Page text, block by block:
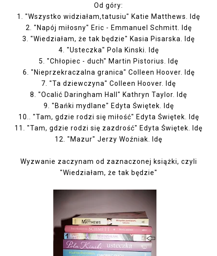
Od góry:
1. "Wszystko widziałam,tatusiu" Katie Matthews.
Idę
2. "Napój miłosny" Eric - Emmanuel Schmitt.
Idę
3. "Wiedziałam, że tak będzie" Kasia Pisarska.
Idę
4. "Usteczka" Pola Kinski.
Idę
5. "Chłopiec - duch" Martin Pistorius.
Idę
6. "Nieprzekraczalna granica" Colleen Hoover.
Idę
7. "Ta dziewczyna" Colleen Hoover.
Idę
8. "Ocalić Daringham Hall" Kathryn Taylor.
Idę
9. "Bańki mydlane" Edyta Świętek.
Idę
10.. "Tam, gdzie rodzi się miłość" Edyta Świętek.
Idę
11. "Tam, gdzie rodzi się zazdrość" Edyta Świętek.
Idę
12. "Mazur" Jerzy Woźniak.
Idę
Wyzwanie zaczynam od zaznaczonej książki, czyli
"Wiedziałam, że tak będzie"